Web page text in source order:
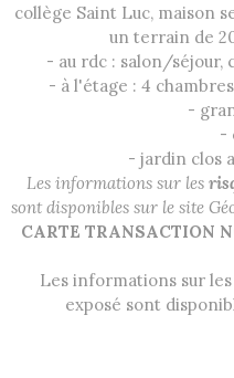
collège Saint Luc, maison
un terrain de
- au rdc : salon/séjour,
- à l'étage : 4
-
-
- jardin clos
Les informations sur les
sont disponibles sur le site
CARTE TRANSACTION
Les informations sur
exposé sont